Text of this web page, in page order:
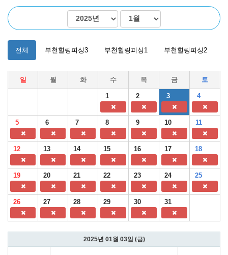
전체 부천힐링피싱3 부천힐링피싱1 부천힐링피싱2
일 월 화 수 목 금 토
1 2 3 4
5 6 7 8 9 10 11
12 13 14 15 16 17 18
19 20 21 22 23 24 25
26 27 28 29 30 31
2025년 01월 03일 (금)